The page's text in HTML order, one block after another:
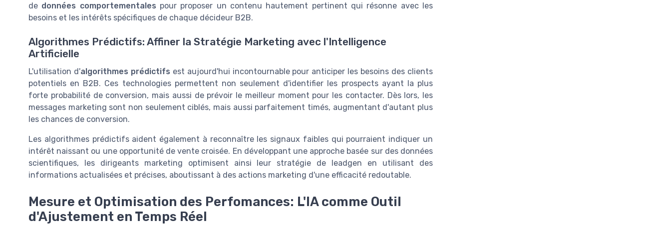
de données comportementales pour proposer un contenu hautement pertinent qui résonne avec les
besoins et les intérêts spécifiques de chaque décideur B2B.
Algorithmes Prédictifs: Affiner la Stratégie Marketing avec l'Intelligence
Artificielle
L'utilisation d'algorithmes prédictifs est aujourd'hui incontournable pour anticiper les besoins des clients
potentiels en B2B. Ces technologies permettent non seulement d'identifier les prospects ayant la plus
forte probabilité de conversion, mais aussi de prévoir le meilleur moment pour les contacter. Dès lors, les
messages marketing sont non seulement ciblés, mais aussi parfaitement timés, augmentant d'autant plus
les chances de conversion.
Les algorithmes prédictifs aident également à reconnaître les signaux faibles qui pourraient indiquer un
intérêt naissant ou une opportunité de vente croisée. En développant une approche basée sur des données
scientifiques, les dirigeants marketing optimisent ainsi leur stratégie de leadgen en utilisant des
informations actualisées et précises, aboutissant à des actions marketing d'une efficacité redoutable.
Mesure et Optimisation des Perfomances: L'IA comme Outil
d'Ajustement en Temps Réel